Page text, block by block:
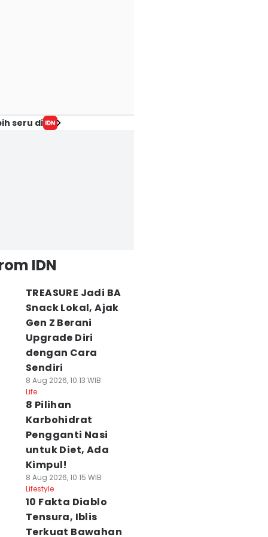
seru di
IDN
TREASURE Jadi BA
Snack Lokal, Ajak
Gen Z Berani
Upgrade Diri
dengan Cara
Sendiri
8 Aug 2026, 10:13 WIB
Life
8 Pilihan
Karbohidrat
Pengganti Nasi
untuk Diet, Ada
Kimpul!
8 Aug 2026, 10:15 WIB
Lifestyle
10 Fakta Diablo
Tensura, Iblis
Terkuat Bawahan